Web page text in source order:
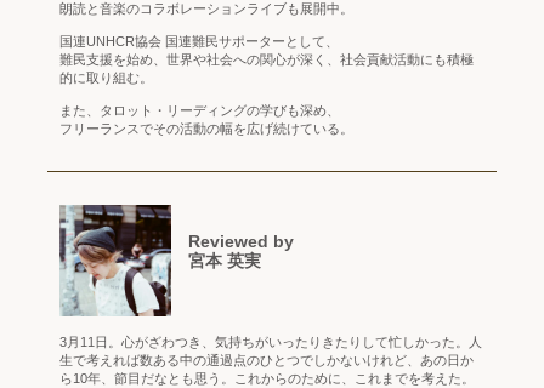
朗読と音楽のコラボレーションライブも展開中。
国連UNHCR協会 国連難民サポーターとして、
難民支援を始め、世界や社会への関心が深く、社会貢献活動にも積極
的に取り組む。
また、タロット・リーディングの学びも深め、
フリーランスでその活動の幅を広げ続けている。
Reviewed by
宮本 英実
3月11日。心がざわつき、気持ちがいったりきたりして忙しかった。人
生で考えれば数ある中の通過点のひとつでしかないけれど、あの日か
ら10年、節目だなとも思う。これからのために、これまでを考えた。